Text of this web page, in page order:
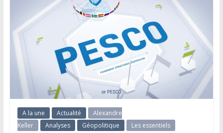
A la une Actualité
Alexandre
Keller
Analyses Géopolitique Les essentiels